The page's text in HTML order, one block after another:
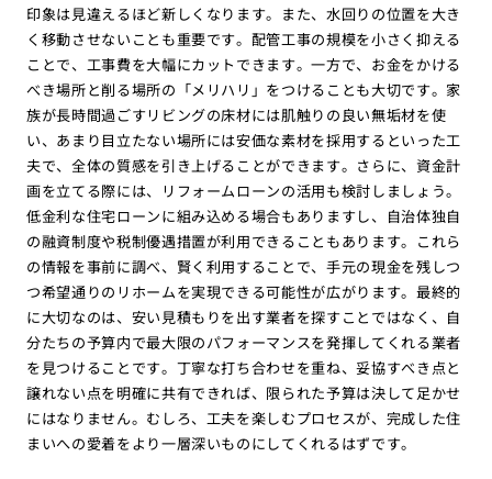
印象は見違えるほど新しくなります。また、水回りの位置を大き
く移動させないことも重要です。配管工事の規模を小さく抑える
ことで、工事費を大幅にカットできます。一方で、お金をかける
べき場所と削る場所の「メリハリ」をつけることも大切です。家
族が長時間過ごすリビングの床材には肌触りの良い無垢材を使
い、あまり目立たない場所には安価な素材を採用するといった工
夫で、全体の質感を引き上げることができます。さらに、資金計
画を立てる際には、リフォームローンの活用も検討しましょう。
低金利な住宅ローンに組み込める場合もありますし、自治体独自
の融資制度や税制優遇措置が利用できることもあります。これら
の情報を事前に調べ、賢く利用することで、手元の現金を残しつ
つ希望通りのリホームを実現できる可能性が広がります。最終的
に大切なのは、安い見積もりを出す業者を探すことではなく、自
分たちの予算内で最大限のパフォーマンスを発揮してくれる業者
を見つけることです。丁寧な打ち合わせを重ね、妥協すべき点と
譲れない点を明確に共有できれば、限られた予算は決して足かせ
にはなりません。むしろ、工夫を楽しむプロセスが、完成した住
まいへの愛着をより一層深いものにしてくれるはずです。